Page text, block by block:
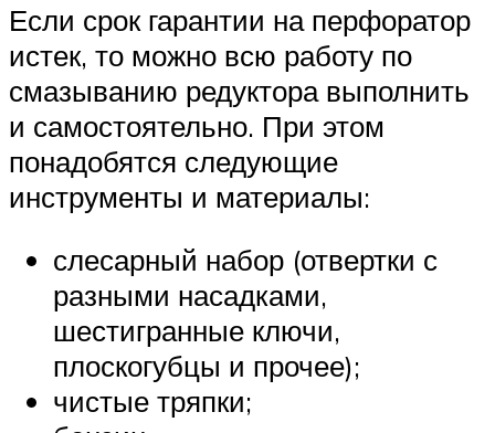
Если срок гарантии на перфоратор
истек, то можно всю работу по
смазыванию редуктора выполнить
и самостоятельно. При этом
понадобятся следующие
инструменты и материалы:
слесарный набор (отвертки с
разными насадками,
шестигранные ключи,
плоскогубцы и прочее);
чистые тряпки;